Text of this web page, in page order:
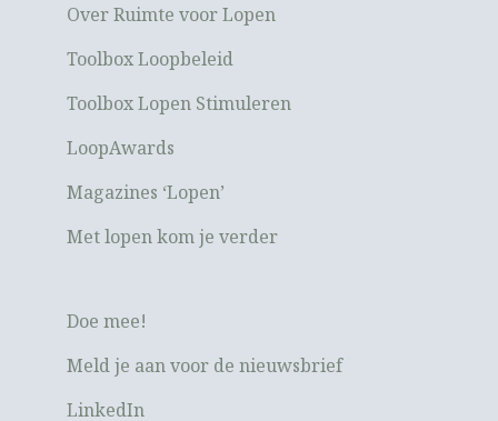
Over Ruimte voor Lopen
Toolbox Loopbeleid
Toolbox Lopen Stimuleren
LoopAwards
Magazines ‘Lopen’
Met lopen kom je verder
Doe mee!
Meld je aan voor de nieuwsbrief
LinkedIn